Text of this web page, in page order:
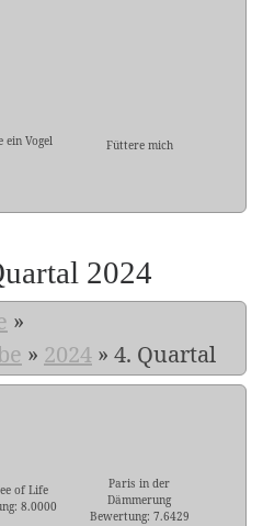
ein Vogel Füttere mich
2024
»
» 2024 » 4. Quartal
of Life
8.0000
Paris in der
Dämmerung
Bewertung: 7.6429